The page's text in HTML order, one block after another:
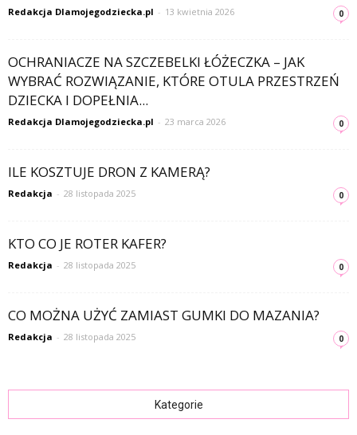
Redakcja Dlamojegodziecka.pl - 13 kwietnia 2026 0
OCHRANIACZE NA SZCZEBELKI ŁÓŻECZKA – JAK
WYBRAĆ ROZWIĄZANIE, KTÓRE OTULA PRZESTRZEŃ
DZIECKA I DOPEŁNIA...
Redakcja Dlamojegodziecka.pl - 23 marca 2026 0
ILE KOSZTUJE DRON Z KAMERĄ?
Redakcja - 28 listopada 2025 0
KTO CO JE ROTER KAFER?
Redakcja - 28 listopada 2025 0
CO MOŻNA UŻYĆ ZAMIAST GUMKI DO MAZANIA?
Redakcja - 28 listopada 2025 0
Kategorie